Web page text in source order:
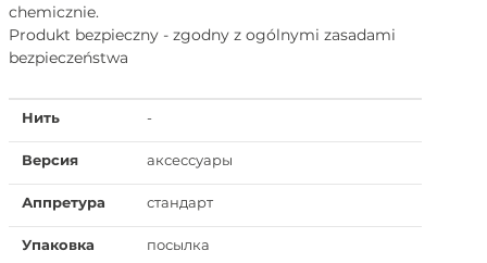
chemicznie.
Produkt bezpieczny - zgodny z ogólnymi zasadami
bezpieczeństwa
Нить -
Версия аксессуары
Аппретура стандарт
Упаковка посылка